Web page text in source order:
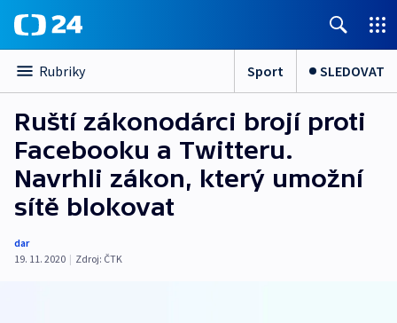
Rubriky Sport SLEDOVAT
Ruští zákonodárci brojí proti
Facebooku a Twitteru.
Navrhli zákon, který umožní
sítě blokovat
dar
19. 11. 2020 | Zdroj: ČTK